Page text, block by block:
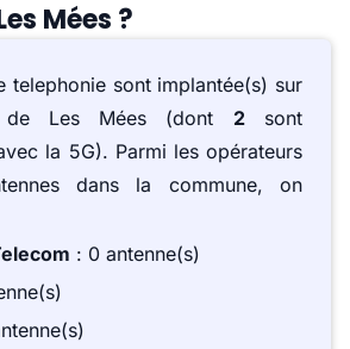
Mées ?
telephonie sont implantée(s) sur
de Les Mées (dont 2sont
la 5G). Parmi les opérateurs
dans la commune, on
: 0 antenne(s)